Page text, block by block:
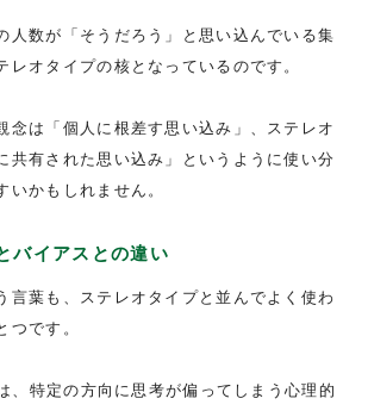
人数が「そうだろう」と思い込んでいる集
レオタイプの核となっているのです。
念は「個人に根差す思い込み」、ステレオ
共有された思い込み」というように使い分
いかもしれません。
バイアスとの違い
言葉も、ステレオタイプと並んでよく使わ
つです。
、特定の方向に思考が偏ってしまう心理的